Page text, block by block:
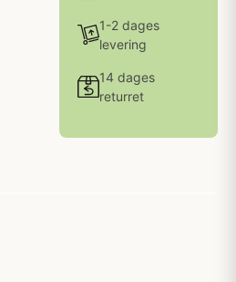
1-2 dages
levering
14 dages
returret